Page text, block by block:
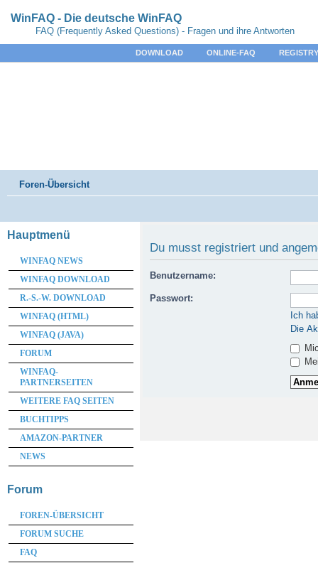
WinFAQ - Die deutsche WinFAQ
FAQ (Frequently Asked Questions) - Fragen und ihre Antworten
DOWNLOAD ONLINE-FAQ
Foren-Übersicht
Du musst registriert und
Benutzername:
Passwort:
Ich
Die
Hauptmenü
WINFAQ NEWS
WINFAQ DOWNLOAD
R.-S.-W. DOWNLOAD
WINFAQ (HTML)
WINFAQ (JAVA)
FORUM
WINFAQ-
PARTNERSEITEN
WEITERE FAQ SEITEN
BUCHTIPPS
AMAZON-PARTNER
NEWS
Forum
FOREN-ÜBERSICHT
FORUM SUCHE
FAQ